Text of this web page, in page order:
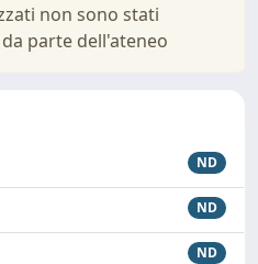
non sono stati
parte dell'ateneo
ND
ND
ND